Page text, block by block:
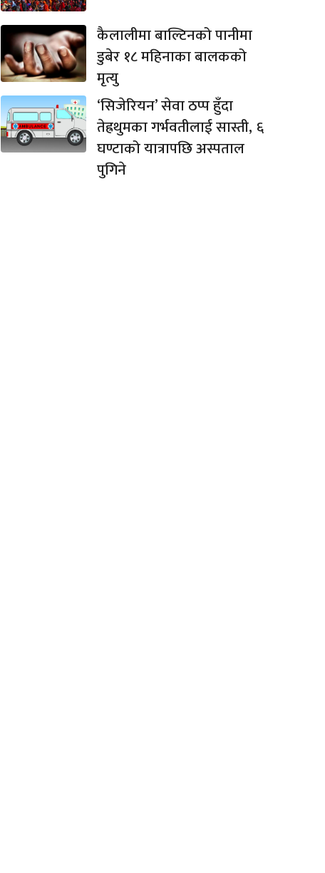
कैलालीमा बाल्टिनको पानीमा
डुबेर १८ महिनाका बालकको
मृत्यु
‘सिजेरियन’ सेवा ठप्प हुँदा
तेह्रथुमका गर्भवतीलाई सास्ती, ६
घण्टाको यात्रापछि अस्पताल
पुगिने